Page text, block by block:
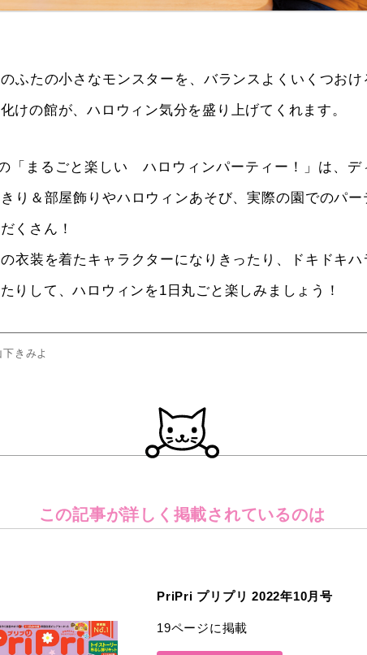
ふたの小さなモンスターを、バランスよくいくつお
けの館が、ハロウィン気分を盛り上げてくれます。
「まるごと楽しい ハロウィンパーティー！」は、デ
り＆部屋飾りやハロウィンあそび、実際の園でのパー
くさん！
衣装を着たキャラクターになりきったり、ドキドキハ
りして、ハロウィンを1日丸ごと楽しみましょう！
きみよ
この記事が詳しく 掲載されているのは
PriPri プリプリ 2022年10月号
19ページに掲載